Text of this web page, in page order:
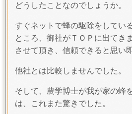
どうしたことなのでしょうか。
すぐネットで蜂の駆除をしてい
ところ、御社がＴＯＰに出てき
させて頂き、信頼できると思い
他社とは比較しませんでした。
そして、農学博士が我が家の蜂
は、これまた驚きでした。